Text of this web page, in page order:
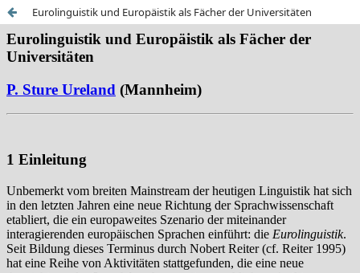
Eurolinguistik und Europäistik als Fächer der Universitäten